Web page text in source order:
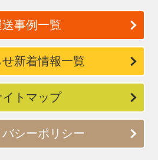
事例一覧
せ新着情報一覧
イトマップ
バシーポリシー